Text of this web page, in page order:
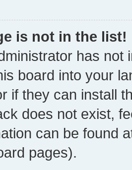
is not in the list!
has not
board into your
if they can install
does not exist,
can be found
pages).